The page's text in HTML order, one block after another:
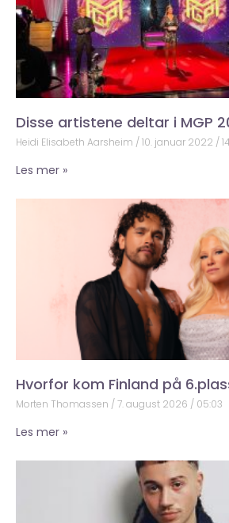
Disse artistene deltar i MGP
Heidi Elisabeth Aarsheim 10. januar 2022
Les mer »
Hvorfor kom Finland på
Morten Thomassen 7. august 2026 05:03
Les mer »